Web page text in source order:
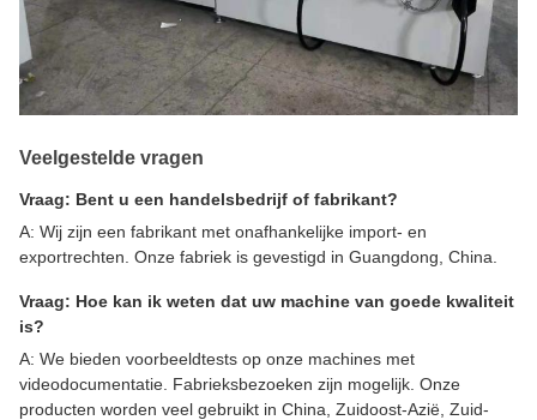
Veelgestelde vragen
Vraag: Bent u een handelsbedrijf of fabrikant?
A: Wij zijn een fabrikant met onafhankelijke import- en
exportrechten. Onze fabriek is gevestigd in Guangdong, China.
Vraag: Hoe kan ik weten dat uw machine van goede kwaliteit
is?
A: We bieden voorbeeldtests op onze machines met
videodocumentatie. Fabrieksbezoeken zijn mogelijk. Onze
producten worden veel gebruikt in China, Zuidoost-Azië, Zuid-